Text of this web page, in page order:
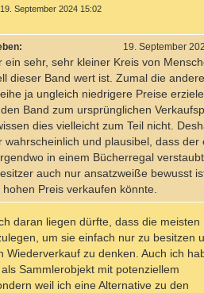
19. September 2024 15:02
19. September
ein sehr, sehr kleiner Kreis von
dieser Band wert ist. Zumal die
ja ungleich niedrigere Preise
Band zum ursprünglichen
dies vielleicht zum Teil nicht.
wahrscheinlich und plausibel, dass der
in einem Bücherregal
auch nur ansatzweiße bewusst
Preis verkaufen könnte.
daran liegen dürfte, dass die meisten
um sie einfach nur zu besitzen
Wiederverkauf zu denken. Auch ich
Sammlerobjekt mit potenziellem
weil ich eine Alternative zu den